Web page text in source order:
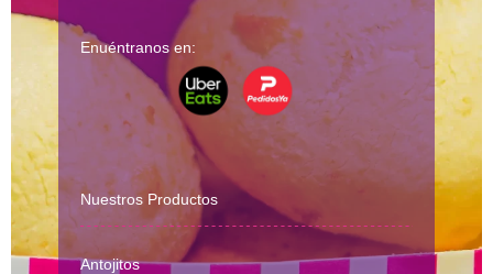
Enuéntranos en:
Nuestros Productos
Antojitos